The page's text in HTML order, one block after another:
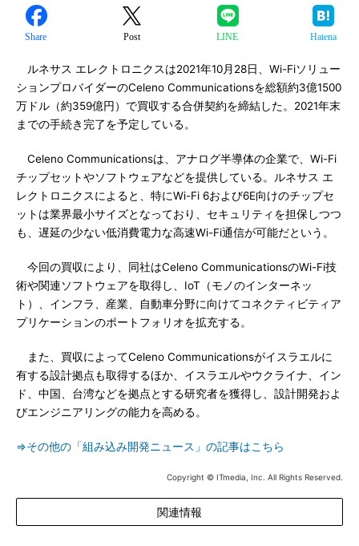
Share Post LINE Hatena
ルネサス エレクトロニクスは2021年10月28日、Wi-Fiソリュー
ションプロバイダーのCeleno Communicationsを総額約3億1500
万ドル（約359億円）で買収する合併契約を締結した。2021年末
までの手続き完了を予定している。
Celeno Communicationsは、アナログ半導体の企業で、Wi-Fi
チップセットやソフトウェアなどを提供している。ルネサス エ
レクトロニクスによると、特にWi-Fi 6および6E向けのチップセ
ットは業界最小サイズとなっており、セキュリティを担保しつつ
も、遅延の少ない低消費電力な高速Wi-Fi通信が可能だという。
今回の買収により、同社はCeleno CommunicationsのWi-Fi技
術や関連ソフトウェアを取得し、IoT（モノのインターネッ
ト）、インフラ、産業、自動車分野に向けてコネクティビティア
プリケーションのポートフォリオを拡充する。
また、買収によってCeleno Communicationsがイスラエルに
有する設計拠点も取得するほか、イスラエルやウクライナ、イン
ド、中国、台湾などを拠点とする研究者を獲得し、設計開発およ
びエンジニアリングの能力を高める。
⇒その他の「組み込み開発ニュース」の記事はこちら
Copyright © ITmedia, Inc. All Rights Reserved.
関連情報